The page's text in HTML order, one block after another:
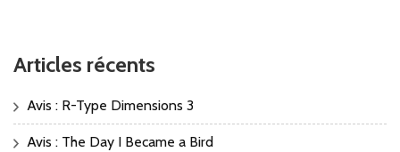
Articles récents
Avis : R-Type Dimensions 3
Avis : The Day I Became a Bird